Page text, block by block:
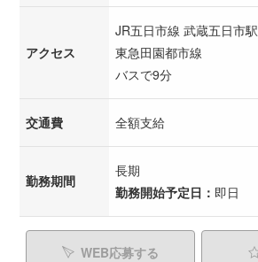
アクセス
JR五日市線 武蔵五日市駅
東急田園都市線
バスで9分
交通費 全額支給
勤務期間
長期
勤務開始予定日： 即日
WEB応募する